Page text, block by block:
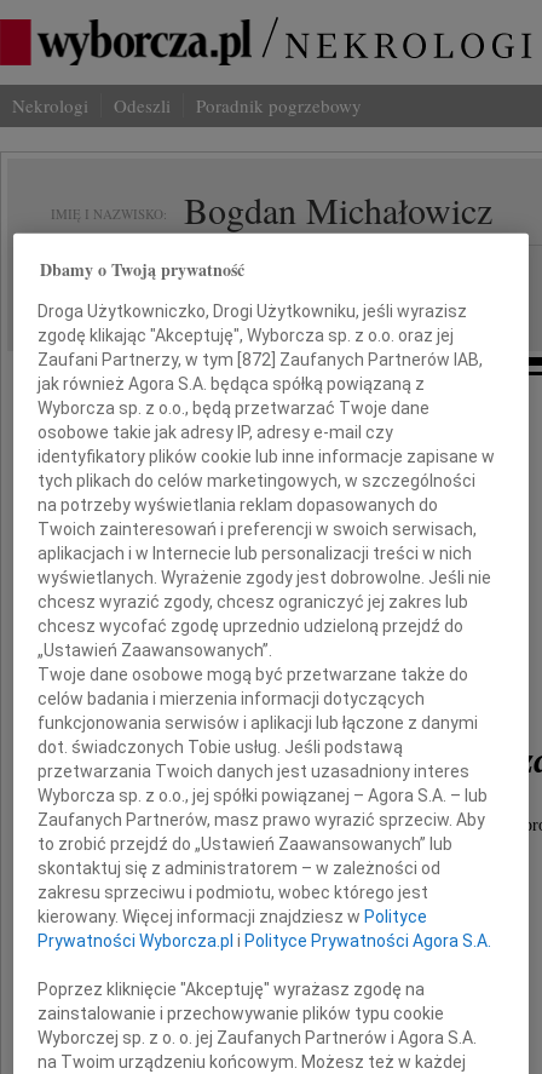
Nekrologi Odeszli Poradnik pogrzebowy
IMIĘ I NAZWISKO: Bogdan Michałowicz
REGION: Warszawa
DATA EMISJI: 08.07.2010
"W dobrych zawodach wystąpiłem,
bieg ukończyłem, wiarę ustrzegłem"
z drugiego listu św. Pawła do Tymoteusza
Z wielkim smutkiem żegnam
prof.
Bogdana
zmarłego 5 lipca 2010 roku po długiej, ciężkiej
Związany z kościołem pw. św. Marcina.
Człowiek szczególnej dobroci, mądrości.
Cześć Jego pamięci.
Wyrazy współczucia dla
Rodziny
Dbamy o Twoją prywatność
Droga Użytkowniczko, Drogi Użytkowniku, jeśli wyrazisz
zgodę klikając "Akceptuję", Wyborcza sp. z o.o. oraz jej
Zaufani Partnerzy, w tym [872 ] Zaufanych Partnerów IAB,
jak również Agora S.A. będąca spółką powiązaną z
Wyborcza sp. z o.o., będą przetwarzać Twoje dane
osobowe takie jak adresy IP, adresy e-mail czy
identyfikatory plików cookie lub inne informacje zapisane w
tych plikach do celów marketingowych, w szczególności
na potrzeby wyświetlania reklam dopasowanych do
Twoich zainteresowań i preferencji w swoich serwisach,
aplikacjach i w Internecie lub personalizacji treści w nich
wyświetlanych. Wyrażenie zgody jest dobrowolne. Jeśli nie
chcesz wyrazić zgody, chcesz ograniczyć jej zakres lub
chcesz wycofać zgodę uprzednio udzieloną przejdź do
„Ustawień Zaawansowanych”.
Twoje dane osobowe mogą być przetwarzane także do
celów badania i mierzenia informacji dotyczących
funkcjonowania serwisów i aplikacji lub łączone z danymi
dot. świadczonych Tobie usług. Jeśli podstawą
przetwarzania Twoich danych jest uzasadniony interes
Wyborcza sp. z o.o., jej spółki powiązanej – Agora S.A. – lub
Zaufanych Partnerów, masz prawo wyrazić sprzeciw. Aby
to zrobić przejdź do „Ustawień Zaawansowanych” lub
skontaktuj się z administratorem – w zależności od
zakresu sprzeciwu i podmiotu, wobec którego jest
kierowany. Więcej informacji znajdziesz w Polityce
Prywatności Wyborcza.pl i Polityce Prywatności Agora S.A.
Poprzez kliknięcie "Akceptuję" wyrażasz zgodę na
zainstalowanie i przechowywanie plików typu cookie
Wyborczej sp. z o. o. jej Zaufanych Partnerów i Agora S.A.
na Twoim urządzeniu końcowym. Możesz też w każdej